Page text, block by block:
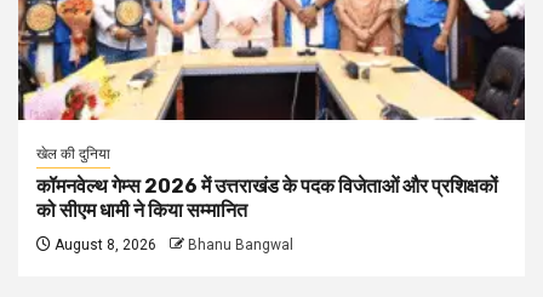
खेल की दुनिया
कॉमनवेल्थ गेम्स 2026 में उत्तराखंड के पदक विजेताओं और प्रशिक्षकों
को सीएम धामी ने किया सम्मानित
August 8, 2026 Bhanu Bangwal